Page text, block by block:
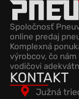
Spoločnosť
online predaj
Komplexná
výrobcov, čo
vodičovi
KONTAKT
Južná